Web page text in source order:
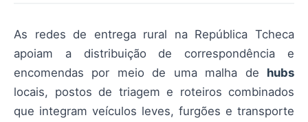
As redes de entrega rural na República Tcheca
apoiam a distribuição de correspondência e
encomendas por meio de uma malha de hubs
locais, postos de triagem e roteiros combinados
que integram veículos leves, furgões e transporte